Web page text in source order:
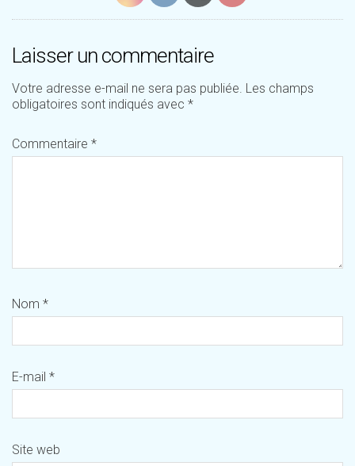
Laisser un commentaire
Votre adresse e-mail ne sera pas publiée. Les champs
obligatoires sont indiqués avec *
Commentaire *
Nom *
E-mail *
Site web